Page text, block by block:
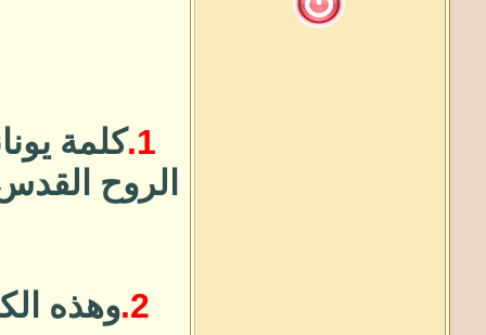
1. كلمة
الروح
2. وهذه